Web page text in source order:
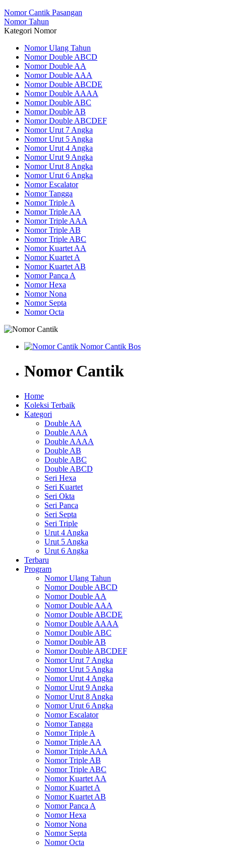
Nomor Cantik Pasangan
Nomor Tahun
Kategori Nomor
Nomor Ulang Tahun
Nomor Double ABCD
Nomor Double AA
Nomor Double AAA
Nomor Double ABCDE
Nomor Double AAAA
Nomor Double ABC
Nomor Double AB
Nomor Double ABCDEF
Nomor Urut 7 Angka
Nomor Urut 5 Angka
Nomor Urut 4 Angka
Nomor Urut 9 Angka
Nomor Urut 8 Angka
Nomor Urut 6 Angka
Nomor Escalator
Nomor Tangga
Nomor Triple A
Nomor Triple AA
Nomor Triple AAA
Nomor Triple AB
Nomor Triple ABC
Nomor Kuartet AA
Nomor Kuartet A
Nomor Kuartet AB
Nomor Panca A
Nomor Hexa
Nomor Nona
Nomor Septa
Nomor Octa
Nomor Cantik
Home
Koleksi Terbaik
Kategori
Double AA
Double AAA
Double AAAA
Double AB
Double ABC
Double ABCD
Seri Hexa
Seri Kuartet
Seri Okta
Seri Panca
Seri Septa
Seri Triple
Urut 4 Angka
Urut 5 Angka
Urut 6 Angka
Terbaru
Program
Nomor Ulang Tahun
Nomor Double ABCD
Nomor Double AA
Nomor Double AAA
Nomor Double ABCDE
Nomor Double AAAA
Nomor Double ABC
Nomor Double AB
Nomor Double ABCDEF
Nomor Urut 7 Angka
Nomor Urut 5 Angka
Nomor Urut 4 Angka
Nomor Urut 9 Angka
Nomor Urut 8 Angka
Nomor Urut 6 Angka
Nomor Escalator
Nomor Tangga
Nomor Triple A
Nomor Triple AA
Nomor Triple AAA
Nomor Triple AB
Nomor Triple ABC
Nomor Kuartet AA
Nomor Kuartet A
Nomor Kuartet AB
Nomor Panca A
Nomor Hexa
Nomor Nona
Nomor Septa
Nomor Octa